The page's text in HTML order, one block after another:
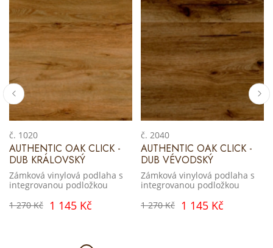
č. 1020
AUTHENTIC OAK CLICK -
DUB KRÁLOVSKÝ
Zámková vinylová podlaha s
integrovanou podložkou
1 270 Kč
1 145 Kč
č. 2040
AUTHENTIC OAK CLICK -
DUB VÉVODSKÝ
Zámková vinylová podlaha s
integrovanou podložkou
1 270 Kč
1 145 Kč